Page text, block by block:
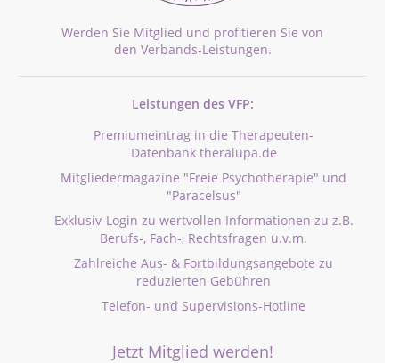
Werden Sie Mitglied und profitieren Sie von
den Verbands-Leistungen.
Leistungen des VFP:
Premiumeintrag in die Therapeuten-
Datenbank theralupa.de
Mitgliedermagazine "Freie Psychotherapie" und
"Paracelsus"
Exklusiv-Login zu wertvollen Informationen zu z.B.
Berufs-, Fach-, Rechtsfragen u.v.m.
Zahlreiche Aus- & Fortbildungsangebote zu
reduzierten Gebühren
Telefon- und Supervisions-Hotline
Jetzt Mitglied werden!